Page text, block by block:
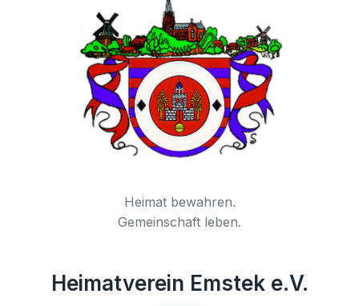
Heimat bewahren.
Gemeinschaft leben.
Heimatverein Emstek e.V.